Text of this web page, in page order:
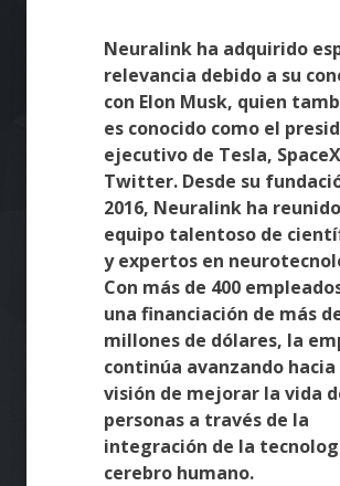
Neuralink ha adquirido
relevancia debido a su
con Elon Musk, quien
es conocido como el
ejecutivo de Tesla,
Twitter. Desde su
2016, Neuralink ha
equipo talentoso de
y expertos en
Con más de 400
una financiación de más
millones de dólares, la
continúa avanzando hacia
visión de mejorar la vida
personas a través de la
integración de la
cerebro humano.